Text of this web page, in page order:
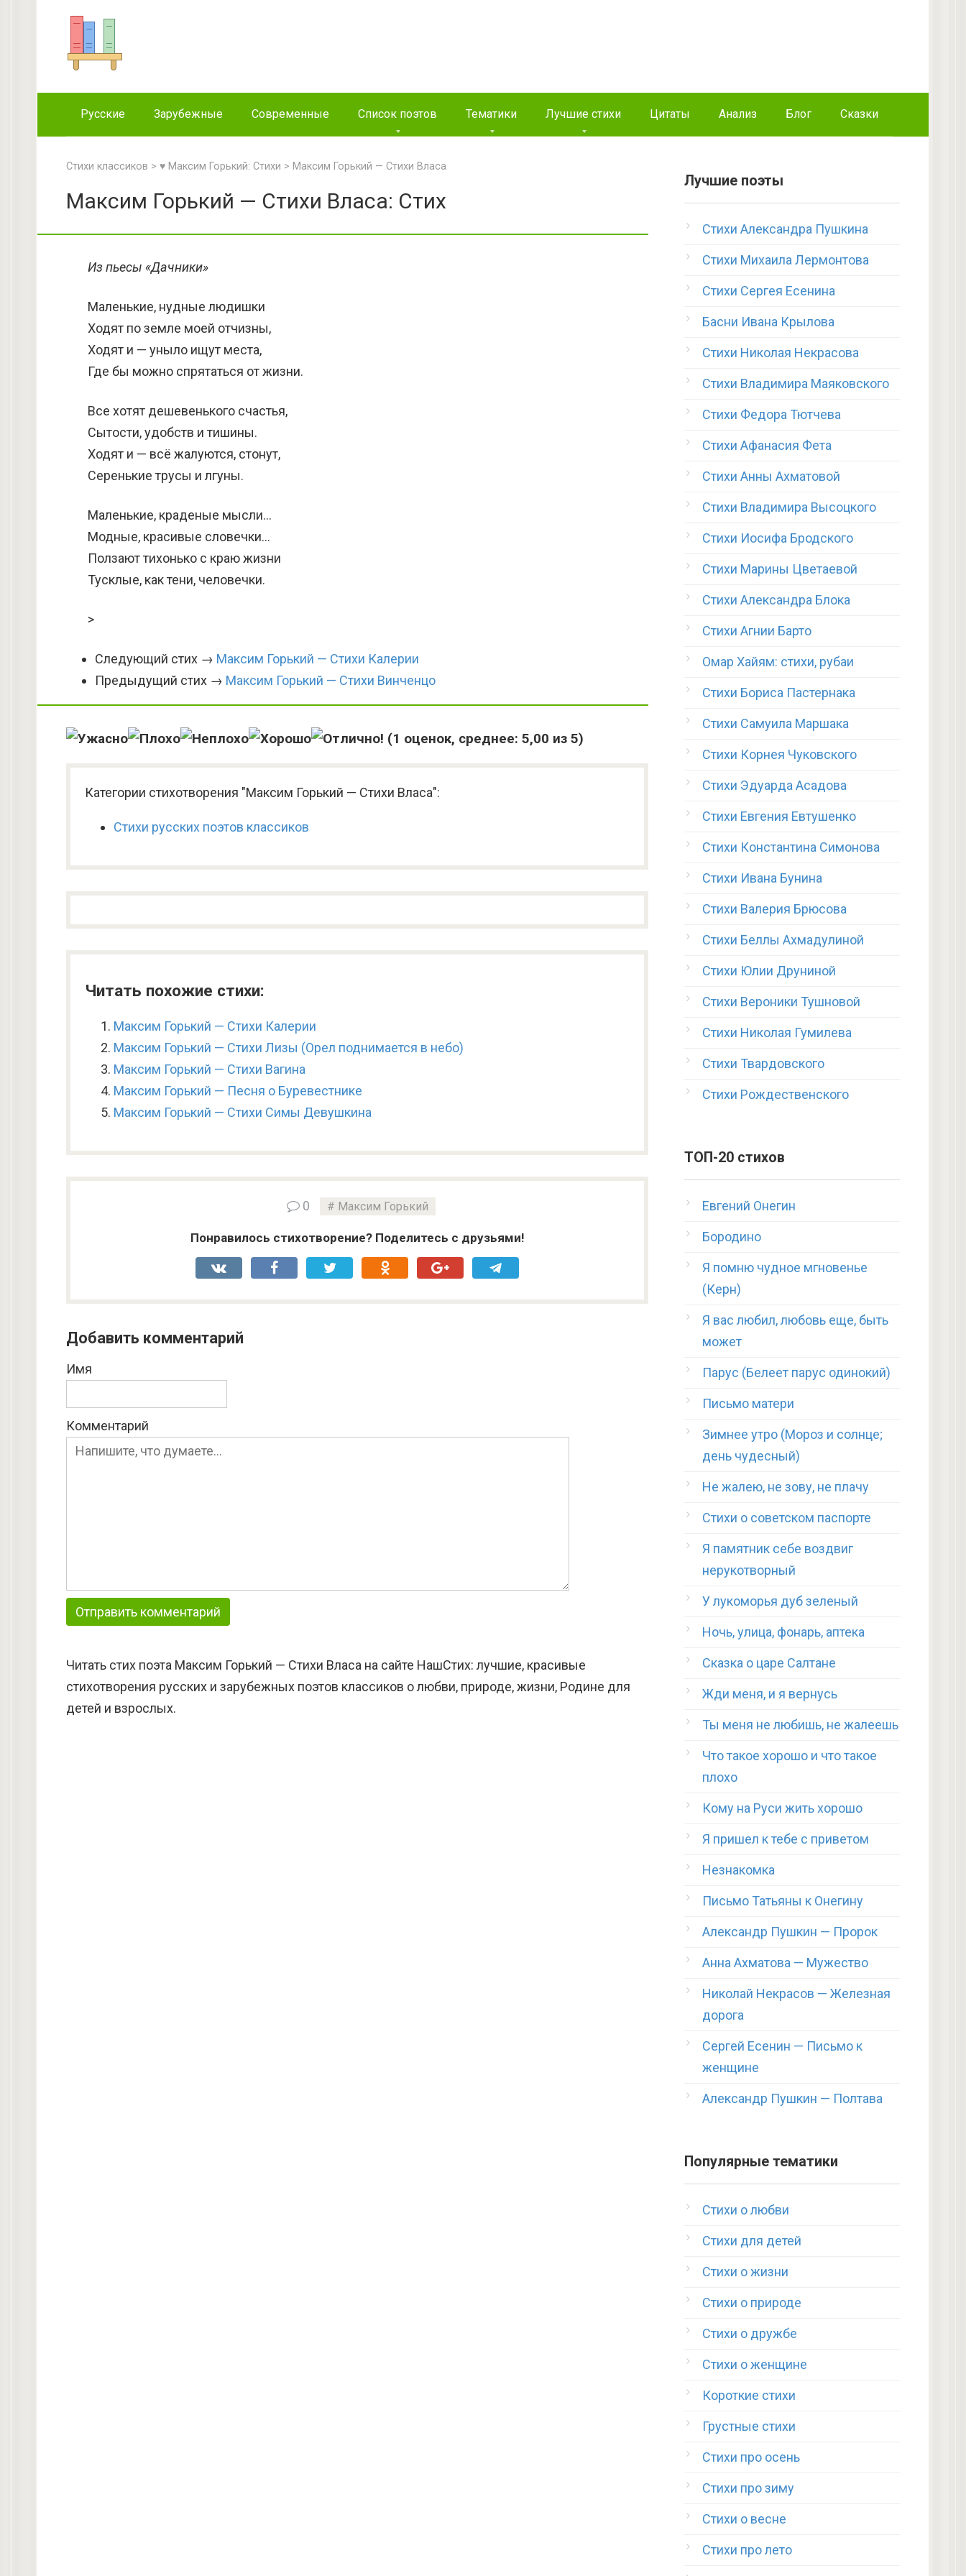
Русские Зарубежные Современные Список поэтов Тематики Лучшие стихи Цитаты Анализ Блог Сказки
Стихи классиков > ♥ Максим Горький: Стихи > Максим Горький — Стихи Власа
Максим Горький — Стихи Власа: Стих
Из пьесы «Дачники»
Маленькие, нудные людишки
Ходят по земле моей отчизны,
Ходят и — уныло ищут места,
Где бы можно спрятаться от жизни.
Все хотят дешевенького счастья,
Сытости, удобств и тишины.
Ходят и — всё жалуются, стонут,
Серенькие трусы и лгуны.
Маленькие, краденые мысли…
Модные, красивые словечки…
Ползают тихонько с краю жизни
Тусклые, как тени, человечки.
>
Следующий стих → Максим Горький — Стихи Калерии
Предыдущий стих → Максим Горький — Стихи Винченцо
(1 оценок, среднее: 5,00 из 5)
Категории стихотворения "Максим Горький — Стихи Власа":
Стихи русских поэтов классиков
Читать похожие стихи:
Максим Горький — Стихи Калерии
Максим Горький — Стихи Лизы (Орел поднимается в небо)
Максим Горький — Стихи Вагина
Максим Горький — Песня о Буревестнике
Максим Горький — Стихи Симы Девушкина
0 Максим Горький
Понравилось стихотворение? Поделитесь с друзьями!
Добавить комментарий
Имя
Комментарий
Читать стих поэта Максим Горький — Стихи Власа на сайте НашСтих: лучшие, красивые
стихотворения русских и зарубежных поэтов классиков о любви, природе, жизни, Родине для
детей и взрослых.
Лучшие поэты
Стихи Александра Пушкина
Стихи Михаила Лермонтова
Стихи Сергея Есенина
Басни Ивана Крылова
Стихи Николая Некрасова
Стихи Владимира Маяковского
Стихи Федора Тютчева
Стихи Афанасия Фета
Стихи Анны Ахматовой
Стихи Владимира Высоцкого
Стихи Иосифа Бродского
Стихи Марины Цветаевой
Стихи Александра Блока
Стихи Агнии Барто
Омар Хайям: стихи, рубаи
Стихи Бориса Пастернака
Стихи Самуила Маршака
Стихи Корнея Чуковского
Стихи Эдуарда Асадова
Стихи Евгения Евтушенко
Стихи Константина Симонова
Стихи Ивана Бунина
Стихи Валерия Брюсова
Стихи Беллы Ахмадулиной
Стихи Юлии Друниной
Стихи Вероники Тушновой
Стихи Николая Гумилева
Стихи Твардовского
Стихи Рождественского
ТОП-20 стихов
Евгений Онегин
Бородино
Я помню чудное мгновенье
(Керн)
Я вас любил, любовь еще, быть
может
Парус (Белеет парус одинокий)
Письмо матери
Зимнее утро (Мороз и солнце;
день чудесный)
Не жалею, не зову, не плачу
Стихи о советском паспорте
Я памятник себе воздвиг
нерукотворный
У лукоморья дуб зеленый
Ночь, улица, фонарь, аптека
Сказка о царе Салтане
Жди меня, и я вернусь
Ты меня не любишь, не жалеешь
Что такое хорошо и что такое
плохо
Кому на Руси жить хорошо
Я пришел к тебе с приветом
Незнакомка
Письмо Татьяны к Онегину
Александр Пушкин — Пророк
Анна Ахматова — Мужество
Николай Некрасов — Железная
дорога
Сергей Есенин — Письмо к
женщине
Александр Пушкин — Полтава
Популярные тематики
Стихи о любви
Стихи для детей
Стихи о жизни
Стихи о природе
Стихи о дружбе
Стихи о женщине
Короткие стихи
Грустные стихи
Стихи про осень
Стихи про зиму
Стихи о весне
Стихи про лето